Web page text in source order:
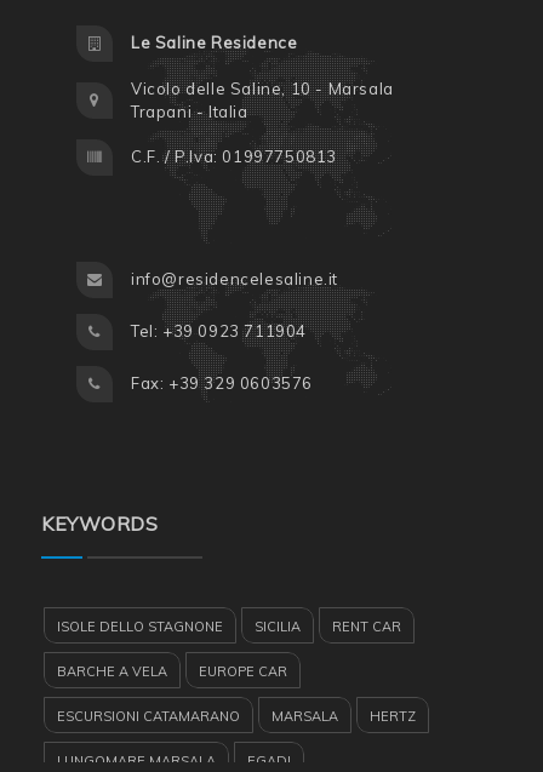
Le Saline Residence
Vicolo delle Saline, 10 - Marsala
Trapani - Italia
C.F. / P.Iva: 01997750813
info@residencelesaline.it
Tel: +39 0923 711904
Fax: +39 329 0603576
KEYWORDS
ISOLE DELLO STAGNONE SICILIA RENT CAR
BARCHE A VELA EUROPE CAR
ESCURSIONI CATAMARANO MARSALA HERTZ
LUNGOMARE MARSALA EGADI